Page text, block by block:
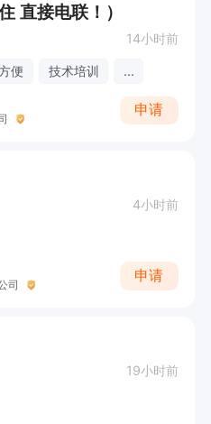
直接电联！）
14小时前
便 技术培训 ...
申请
4小时前
司
申请
19小时前